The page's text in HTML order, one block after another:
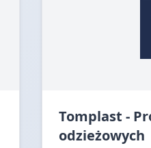
Tomplast -
odzieżowych